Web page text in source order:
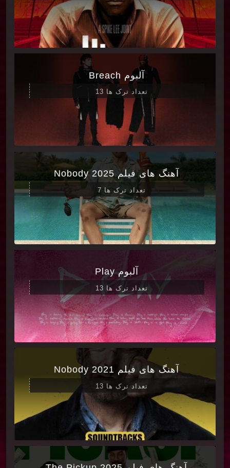
آلبوم Breach
تعداد ترک ها 13
آهنگ های فیلم Nobody 2025
تعداد ترک ها 7
آلبوم Play
تعداد ترک ها 13
آهنگ های فیلم Nobody 2021
تعداد ترک ها 13